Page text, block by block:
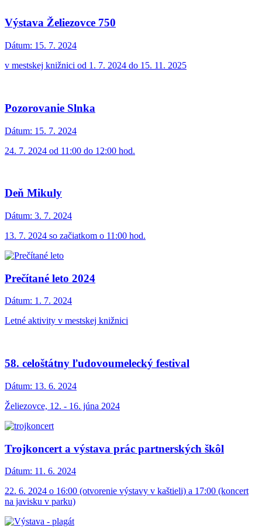
Výstava Želiezovce 750
Dátum: 15. 7. 2024
v mestskej knižnici od 1. 7. 2024 do 15. 11. 2025
Pozorovanie Slnka
Dátum: 15. 7. 2024
24. 7. 2024 od 11:00 do 12:00 hod.
Deň Mikuly
Dátum: 3. 7. 2024
13. 7. 2024 so začiatkom o 11:00 hod.
Prečítané leto 2024
Dátum: 1. 7. 2024
Letné aktivity v mestskej knižnici
58. celoštátny ľudovoumelecký festival
Dátum: 13. 6. 2024
Želiezovce, 12. - 16. júna 2024
Trojkoncert a výstava prác partnerských škôl
Dátum: 11. 6. 2024
22. 6. 2024 o 16:00 (otvorenie výstavy v kaštieli) a 17:00 (koncert
na javisku v parku)